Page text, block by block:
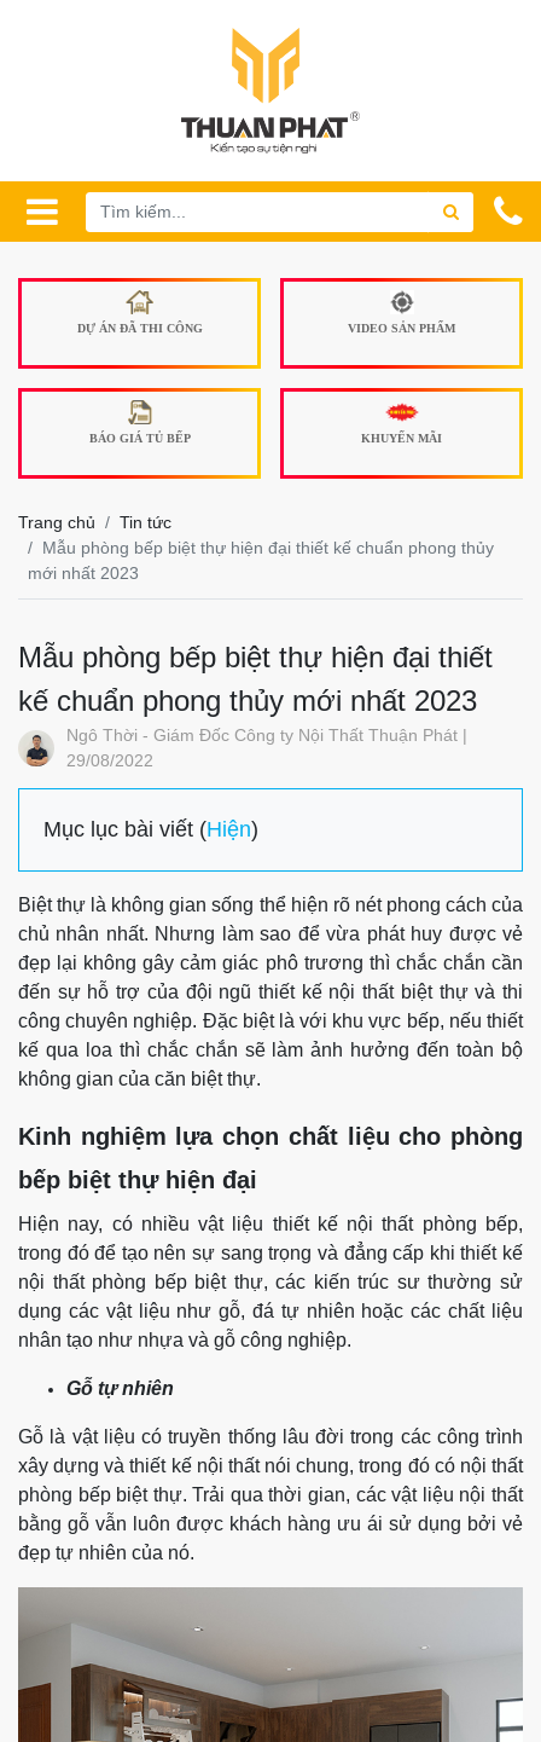
DỰ ÁN ĐÃ THI CÔNG VIDEO SẢN PHẨM
BÁO GIÁ TỦ BẾP KHUYẾN MÃI
Trang chủ
Tin tức
Mẫu phòng bếp biệt thự hiện đại thiết kế chuẩn phong thủy
mới nhất 2023
Mẫu phòng bếp biệt thự hiện đại thiết
kế chuẩn phong thủy mới nhất 2023
Ngô Thời - Giám Đốc Công ty Nội Thất Thuận Phát |
29/08/2022
Mục lục bài viết (Hiện)
Biệt thự là không gian sống thể hiện rõ nét phong cách của
chủ nhân nhất. Nhưng làm sao để vừa phát huy được vẻ
đẹp lại không gây cảm giác phô trương thì chắc chắn cần
đến sự hỗ trợ của đội ngũ thiết kế nội thất biệt thự và thi
công chuyên nghiệp. Đặc biệt là với khu vực bếp, nếu thiết
kế qua loa thì chắc chắn sẽ làm ảnh hưởng đến toàn bộ
không gian của căn biệt thự.
Kinh nghiệm lựa chọn chất liệu cho phòng
bếp biệt thự hiện đại
Hiện nay, có nhiều vật liệu thiết kế nội thất phòng bếp,
trong đó để tạo nên sự sang trọng và đẳng cấp khi thiết kế
nội thất phòng bếp biệt thự, các kiến trúc sư thường sử
dụng các vật liệu như gỗ, đá tự nhiên hoặc các chất liệu
nhân tạo như nhựa và gỗ công nghiệp.
Gỗ tự nhiên
Gỗ là vật liệu có truyền thống lâu đời trong các công trình
xây dựng và thiết kế nội thất nói chung, trong đó có nội thất
phòng bếp biệt thự. Trải qua thời gian, các vật liệu nội thất
bằng gỗ vẫn luôn được khách hàng ưu ái sử dụng bởi vẻ
đẹp tự nhiên của nó.